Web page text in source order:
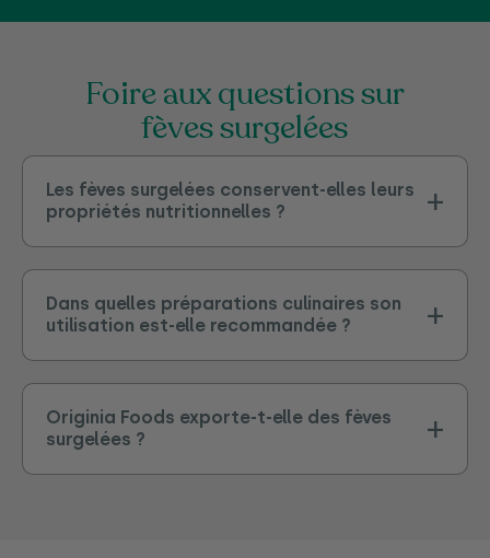
foire aux questions sur
fèves surgelées
Les fèves surgelées conservent-elles leurs
propriétés nutritionnelles ?
Dans quelles préparations culinaires son
utilisation est-elle recommandée ?
Originia Foods exporte-t-elle des fèves
surgelées ?